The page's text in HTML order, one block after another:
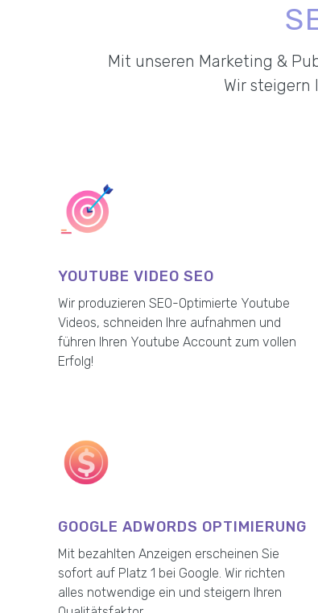
Mit unseren Marketing &
Wir steigern
YOUTUBE VIDEO SEO
Wir produzieren SEO-Optimierte Youtube
Videos, schneiden Ihre aufnahmen und
führen Ihren Youtube Account zum vollen
Erfolg!
GOOGLE ADWORDS OPTIMIERUNG
Mit bezahlten Anzeigen erscheinen Sie
sofort auf Platz 1 bei Google. Wir richten
alles notwendige ein und steigern Ihren